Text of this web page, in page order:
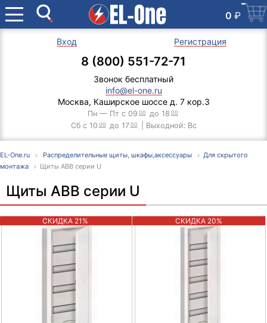
0 ₽
Вход Регистрация
8 (800) 551-72-71
Звонок бесплатный
info@el-one.ru
Москва, Каширское шоссе д. 7 кор.3
Пн — Пт с 09 00 до 18 00
Сб с 10 00 до 17 00 | Выходной: Вс
EL-One.ru Распределительные щиты, шкафы,аксессуары
Для скрытого
монтажа
Щиты ABB серии U
Щиты ABB серии U
СКИДКА 21% СКИДКА 20%